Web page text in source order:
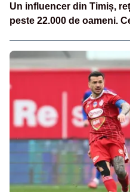
Un influencer din Timiș,
peste 22.000 de oameni.